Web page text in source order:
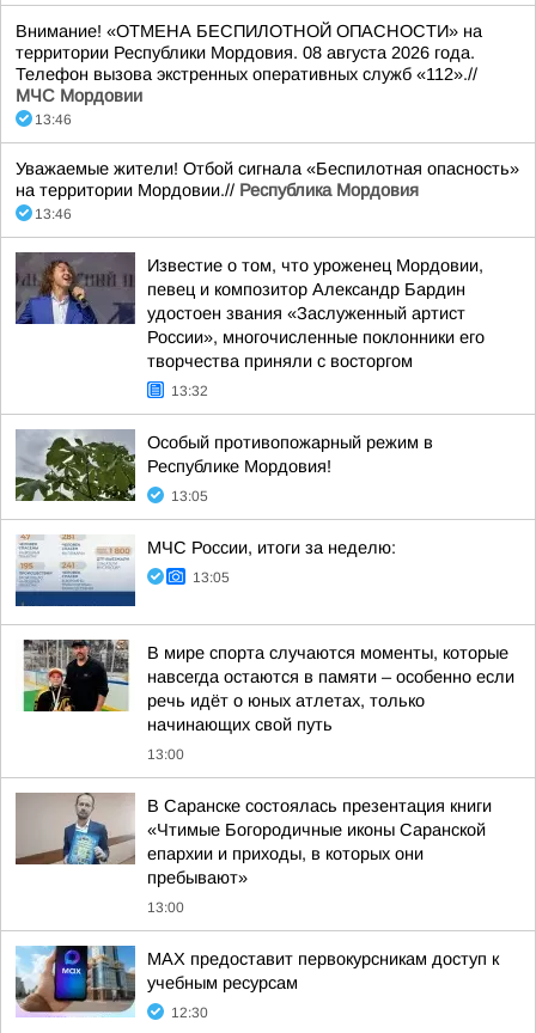
Внимание! «ОТМЕНА БЕСПИЛОТНОЙ ОПАСНОСТИ» на
территории Республики Мордовия. 08 августа 2026 года.
Телефон вызова экстренных оперативных служб «112».//
МЧС Мордовии
13:46
Уважаемые жители! Отбой сигнала «Беспилотная опасность»
на территории Мордовии.// Республика Мордовия
13:46
Известие о том, что уроженец Мордовии,
певец и композитор Александр Бардин
удостоен звания «Заслуженный артист
России», многочисленные поклонники его
творчества приняли с восторгом
13:32
Особый противопожарный режим в
Республике Мордовия!
13:05
МЧС России, итоги за неделю:
13:05
В мире спорта случаются моменты, которые
навсегда остаются в памяти – особенно если
речь идёт о юных атлетах, только
начинающих свой путь
13:00
В Саранске состоялась презентация книги
«Чтимые Богородичные иконы Саранской
епархии и приходы, в которых они
пребывают»
13:00
MAX предоставит первокурсникам доступ к
учебным ресурсам
12:30